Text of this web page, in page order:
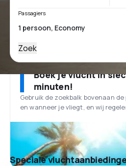
Passagiers
Zoek
Boek je vlucht in
minuten!
Gebruik de zoekbalk bovenaan
en wanneer je vliegt, en wij
Speciale